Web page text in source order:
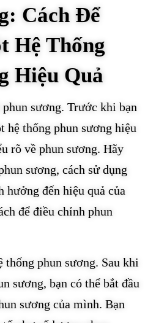
Cách Để
Hệ Thống
Hiệu Quả
sương. Trước khi bạn
hệ thống phun sương hiệu
rõ về phun sương. Hãy
sương, cách sử dụng
hưởng đến hiệu quả của
để điều chỉnh phun
phun sương. Sau khi
sương, bạn có thể bắt đầu
sương của mình. Bạn